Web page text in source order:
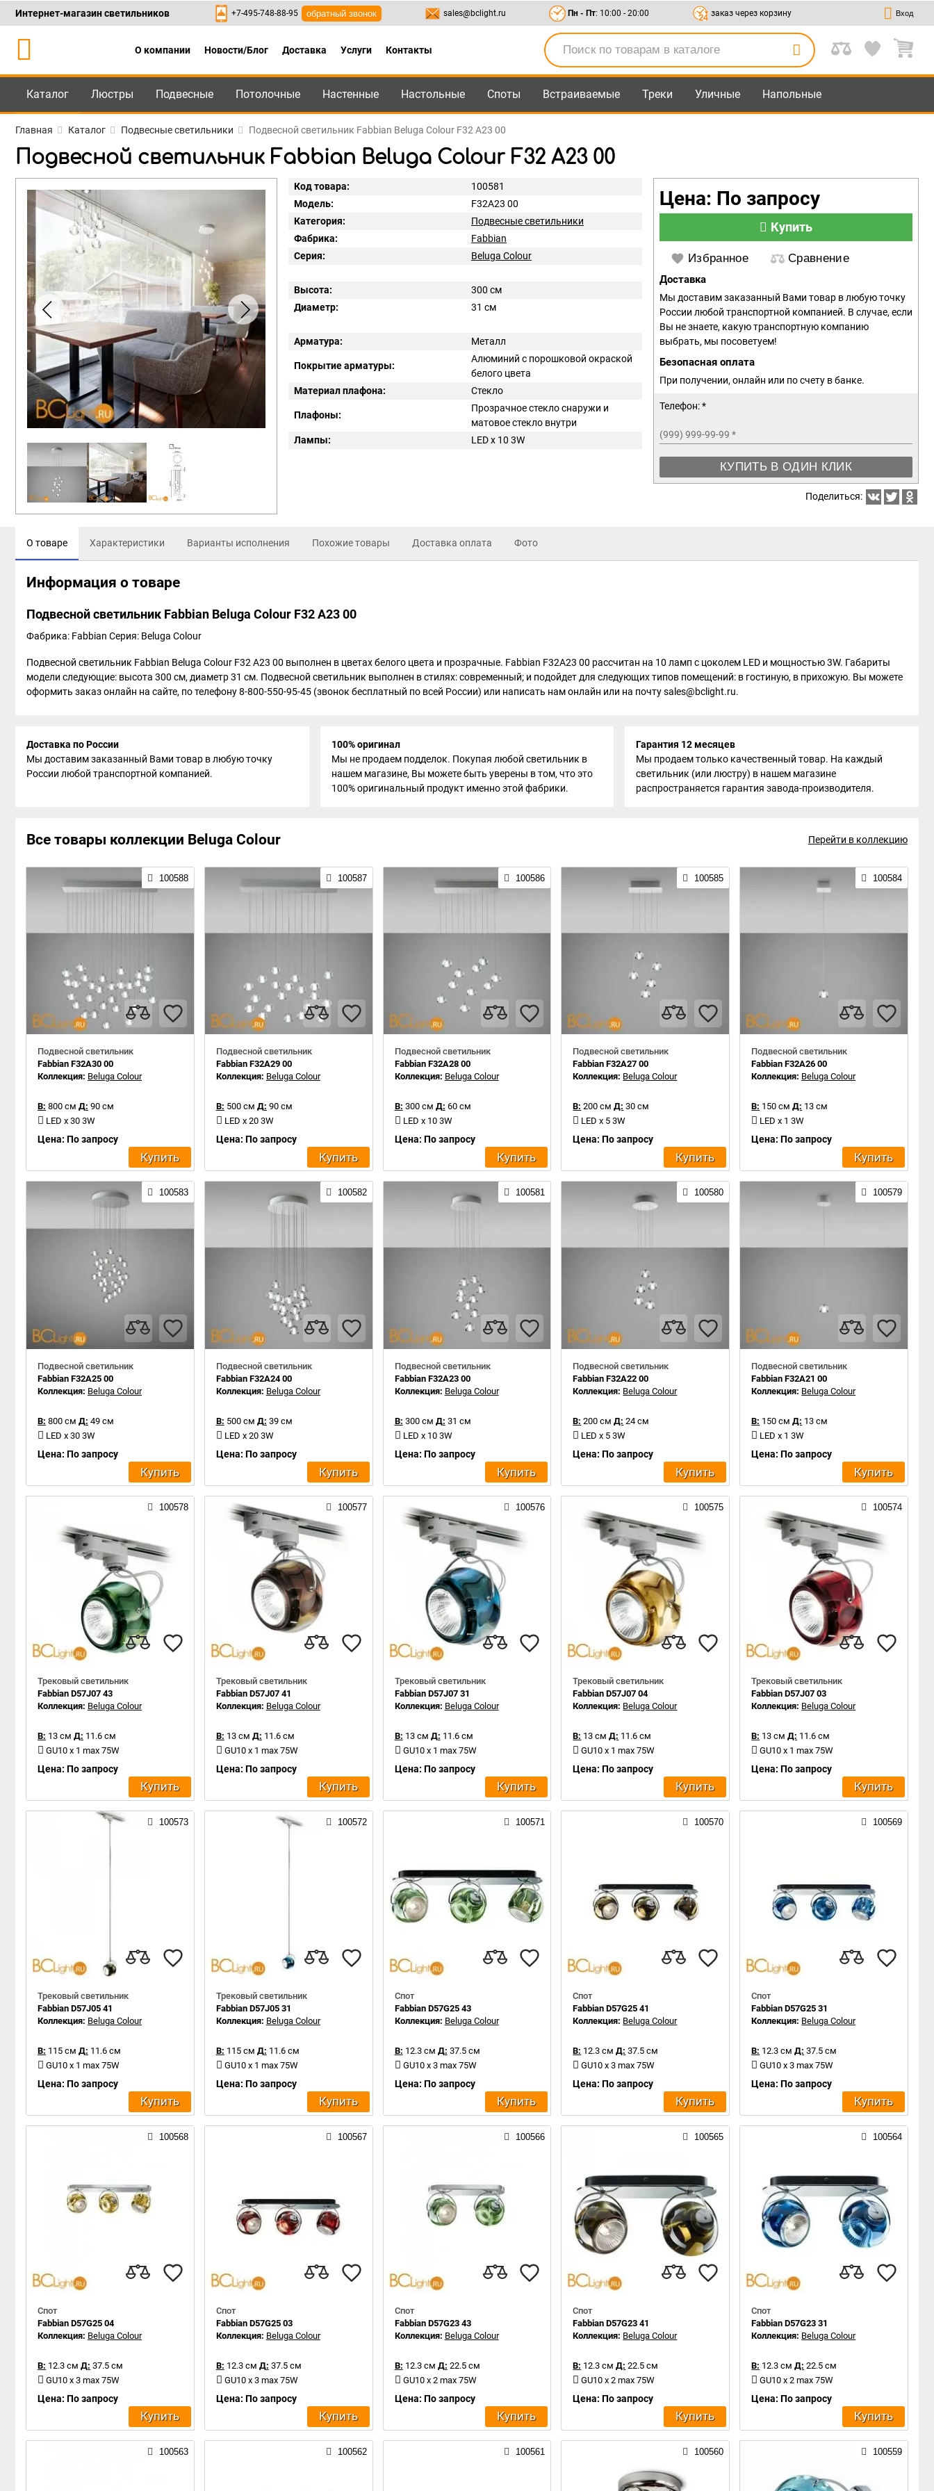
Каталог +7-495-748-88-95 ,8-800-550-95-45 sales@bclight.ru
Интернет-магазин светильников +7-495-748-88-95 обратный звонок sales@bclight.ru Пн - Пт: 10:00 - 20:00 заказ через корзину Вход
О компании Новости/Блог Доставка Услуги Контакты
Каталог Люстры Подвесные Потолочные Настенные Настольные Споты Встраиваемые Треки Уличные Напольные
Главная Каталог Подвесные светильники Подвесной светильник Fabbian Beluga Colour F32 A23 00
Подвесной светильник Fabbian Beluga Colour F32 A23 00
Код товара:
100581
Модель:
F32A23 00
Категория:
Подвесные светильники
Фабрика:
Fabbian
Серия:
Beluga Colour
Высота:
300 см
Диаметр:
31 см
Арматура: Металл
Покрытие арматуры:
Алюминий с порошковой окраской
белого цвета
Материал плафона:
Стекло
Плафоны:
Прозрачное стекло снаружи и
матовое стекло внутри
Лампы:
LED x 10 3W
Цена: По запросу
Купить
Избранное Сравнение
Доставка
Мы доставим заказанный Вами товар в любую точку
России любой транспортной компанией. В случае, если
Вы не знаете, какую транспортную компанию
выбрать, мы посоветуем!
Безопасная оплата
При получении, онлайн или по счету в банке.
Телефон: *
(999) 999-99-99 *
КУПИТЬ В ОДИН КЛИК
Поделиться:
О товаре Характеристики Варианты исполнения Похожие товары Доставка оплата Фото
Информация о товаре
Подвесной светильник Fabbian Beluga Colour F32 A23 00
Фабрика: Fabbian Серия: Beluga Colour
Подвесной светильник Fabbian Beluga Colour F32 A23 00 выполнен в цветах белого цвета и прозрачные. Fabbian F32A23 00 рассчитан на 10 ламп с цоколем LED и мощностью 3W. Габариты
модели следующие: высота 300 см, диаметр 31 см. Подвесной светильник выполнен в стилях: современный; и подойдет для следующих типов помещений: в гостиную, в прихожую. Вы можете
оформить заказ онлайн на сайте, по телефону 8-800-550-95-45 (звонок бесплатный по всей России) или написать нам онлайн или на почту sales@bclight.ru.
Доставка по России
Мы доставим заказанный Вами товар в любую точку
России любой транспортной компанией.
100% оригинал
Мы не продаем подделок. Покупая любой светильник в
нашем магазине, Вы можете быть уверены в том, что это
100% оригинальный продукт именно этой фабрики.
Гарантия 12 месяцев
Мы продаем только качественный товар. На каждый
светильник (или люстру) в нашем магазине
распространяется гарантия завода-производителя.
Все товары коллекции Beluga Colour Перейти в коллекцию
100588
Подвесной светильник
Fabbian F32A30 00
Коллекция: Beluga Colour
В: 800 см Д: 90 см
LED x 30 3W
Цена: По запросу
Купить
100587
Подвесной светильник
Fabbian F32A29 00
Коллекция: Beluga Colour
В: 500 см Д: 90 см
LED x 20 3W
Цена: По запросу
Купить
100586
Подвесной светильник
Fabbian F32A28 00
Коллекция: Beluga Colour
В: 300 см Д: 60 см
LED x 10 3W
Цена: По запросу
Купить
100585
Подвесной светильник
Fabbian F32A27 00
Коллекция: Beluga Colour
В: 200 см Д: 30 см
LED x 5 3W
Цена: По запросу
Купить
100584
Подвесной светильник
Fabbian F32A26 00
Коллекция: Beluga Colour
В: 150 см Д: 13 см
LED x 1 3W
Цена: По запросу
Купить
100583
Подвесной светильник
Fabbian F32A25 00
Коллекция: Beluga Colour
В: 800 см Д: 49 см
LED x 30 3W
Цена: По запросу
Купить
100582
Подвесной светильник
Fabbian F32A24 00
Коллекция: Beluga Colour
В: 500 см Д: 39 см
LED x 20 3W
Цена: По запросу
Купить
100581
Подвесной светильник
Fabbian F32A23 00
Коллекция: Beluga Colour
В: 300 см Д: 31 см
LED x 10 3W
Цена: По запросу
Купить
100580
Подвесной светильник
Fabbian F32A22 00
Коллекция: Beluga Colour
В: 200 см Д: 24 см
LED x 5 3W
Цена: По запросу
Купить
100579
Подвесной светильник
Fabbian F32A21 00
Коллекция: Beluga Colour
В: 150 см Д: 13 см
LED x 1 3W
Цена: По запросу
Купить
100578
Трековый светильник
Fabbian D57J07 43
Коллекция: Beluga Colour
В: 13 см Д: 11.6 см
GU10 x 1 max 75W
Цена: По запросу
Купить
100577
Трековый светильник
Fabbian D57J07 41
Коллекция: Beluga Colour
В: 13 см Д: 11.6 см
GU10 x 1 max 75W
Цена: По запросу
Купить
100576
Трековый светильник
Fabbian D57J07 31
Коллекция: Beluga Colour
В: 13 см Д: 11.6 см
GU10 x 1 max 75W
Цена: По запросу
Купить
100575
Трековый светильник
Fabbian D57J07 04
Коллекция: Beluga Colour
В: 13 см Д: 11.6 см
GU10 x 1 max 75W
Цена: По запросу
Купить
100574
Трековый светильник
Fabbian D57J07 03
Коллекция: Beluga Colour
В: 13 см Д: 11.6 см
GU10 x 1 max 75W
Цена: По запросу
Купить
100573
Трековый светильник
Fabbian D57J05 41
Коллекция: Beluga Colour
В: 115 см Д: 11.6 см
GU10 x 1 max 75W
Цена: По запросу
Купить
100572
Трековый светильник
Fabbian D57J05 31
Коллекция: Beluga Colour
В: 115 см Д: 11.6 см
GU10 x 1 max 75W
Цена: По запросу
Купить
100571
Спот
Fabbian D57G25 43
Коллекция: Beluga Colour
В: 12.3 см Д: 37.5 см
GU10 x 3 max 75W
Цена: По запросу
Купить
100570
Спот
Fabbian D57G25 41
Коллекция: Beluga Colour
В: 12.3 см Д: 37.5 см
GU10 x 3 max 75W
Цена: По запросу
Купить
100569
Спот
Fabbian D57G25 31
Коллекция: Beluga Colour
В: 12.3 см Д: 37.5 см
GU10 x 3 max 75W
Цена: По запросу
Купить
100568
Спот
Fabbian D57G25 04
Коллекция: Beluga Colour
В: 12.3 см Д: 37.5 см
GU10 x 3 max 75W
Цена: По запросу
Купить
100567
Спот
Fabbian D57G25 03
Коллекция: Beluga Colour
В: 12.3 см Д: 37.5 см
GU10 x 3 max 75W
Цена: По запросу
Купить
100566
Спот
Fabbian D57G23 43
Коллекция: Beluga Colour
В: 12.3 см Д: 22.5 см
GU10 x 2 max 75W
Цена: По запросу
Купить
100565
Спот
Fabbian D57G23 41
Коллекция: Beluga Colour
В: 12.3 см Д: 22.5 см
GU10 x 2 max 75W
Цена: По запросу
Купить
100564
Спот
Fabbian D57G23 31
Коллекция: Beluga Colour
В: 12.3 см Д: 22.5 см
GU10 x 2 max 75W
Цена: По запросу
Купить
100563 100562 100561 100560 100559